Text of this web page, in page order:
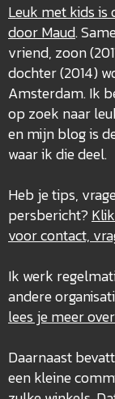
Leuk met kids is
door Maud.
vriend, zoon
dochter (2014)
Amsterdam. Ik
op zoek naar
en mijn blog is
waar ik die deel.
Heb je tips,
persbericht?
voor contact,
Ik werk
andere
lees je meer
Daarnaast
een kleine